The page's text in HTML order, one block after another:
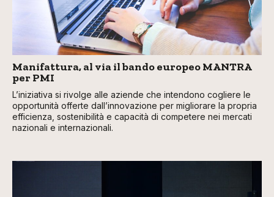
Manifattura, al via il bando europeo MANTRA
per PMI
L’iniziativa si rivolge alle aziende che intendono cogliere le
opportunità offerte dall’innovazione per migliorare la propria
efficienza, sostenibilità e capacità di competere nei mercati
nazionali e internazionali.